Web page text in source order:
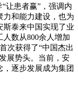
让患者赢”，强调内
力和能力建设，也为
斯泰来中国实现了业
数从800余人增加
次获得了“中国杰出
展势头。当前，安
逐步发展成为集团